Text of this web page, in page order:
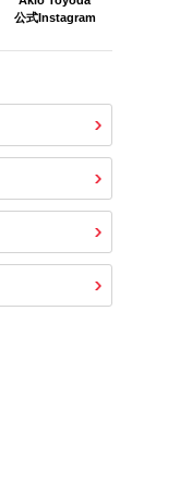
公式Instagram